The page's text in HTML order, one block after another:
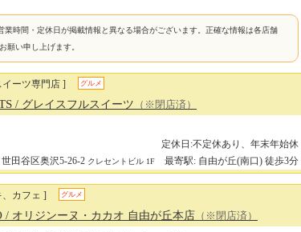
業時間・定休日が掲載情報と異なる場合がございます。正確な情報は各店舗
願い申し上げます。
ーツ専門店 ] グルメ
/ グレイスフルスイーツ （※閉店済）
定休日:不定休あり、年末年始休
世田谷区奥沢5-26-2 クレセントビル 1F 最寄駅: 自由が丘(南口) 徒歩3分
カフェ ] グルメ
/ オリジンーヌ・カカオ 自由が丘本店 （※閉店済）